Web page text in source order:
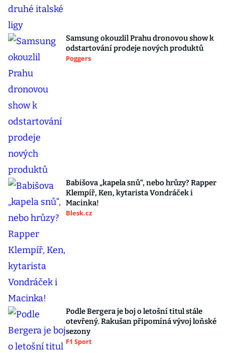
Samsung okouzlil Prahu dronovou show k
odstartování prodeje nových produktů
Poggers
Babišova „kapela snů“, nebo hrůzy? Rapper
Klempíř, Ken, kytarista Vondráček i
Macinka!
Blesk.cz
Podle Bergera je boj o letošní titul stále
otevřený. Rakušan připomíná vývoj loňské
sezony
F1 Sport